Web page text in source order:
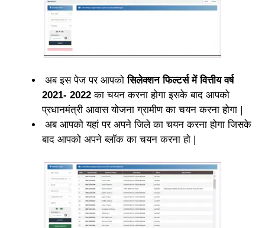
अब इस पेज पर आपको सिलेक्शन फिल्टर्स में वित्तीय वर्ष
2021- 2022 का चयन करना होगा इसके बाद आपको
प्रधानमंत्री आवास योजना ग्रामीण का चयन करना होगा |
अब आपको यहां पर अपने जिले का चयन करना होगा जिसके
बाद आपको अपने ब्लॉक का चयन करना हो |